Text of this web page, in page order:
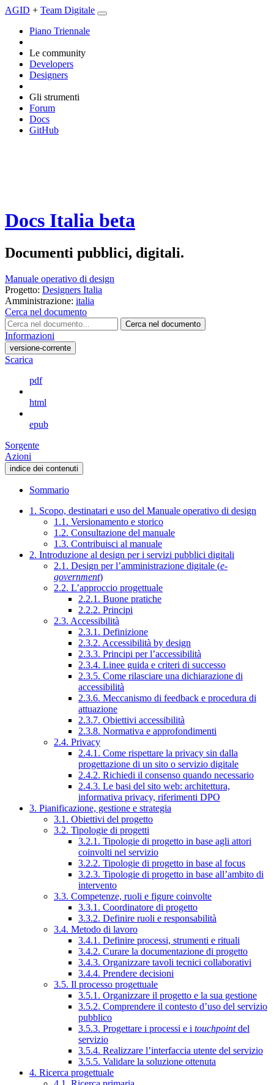
AGID + Team Digitale
Piano Triennale
Le community
Developers
Designers
Gli strumenti
Forum
Docs
GitHub
Docs Italia beta
Documenti pubblici, digitali.
Manuale operativo di design
Progetto: Designers Italia
Amministrazione: italia
Cerca nel documento
Cerca nel documento
Informazioni
versione-corrente
Scarica
pdf
html
epub
Sorgente
Azioni
indice dei contenuti
Sommario
1. Scopo, destinatari e uso del Manuale operativo di design
1.1. Versionamento e storico
1.2. Consultazione del manuale
1.3. Contribuisci al manuale
2. Introduzione al design per i servizi pubblici digitali
2.1. Design per l’amministrazione digitale (e-
government)
2.2. L’approccio progettuale
2.2.1. Buone pratiche
2.2.2. Principi
2.3. Accessibilità
2.3.1. Definizione
2.3.2. Accessibilità by design
2.3.3. Principi per l’accessibilità
2.3.4. Linee guida e criteri di successo
2.3.5. Come rilasciare una dichiarazione di
accessibilità
2.3.6. Meccanismo di feedback e procedura di
attuazione
2.3.7. Obiettivi accessibilità
2.3.8. Normativa e approfondimenti
2.4. Privacy
2.4.1. Come rispettare la privacy sin dalla
progettazione di un sito o servizio digitale
2.4.2. Richiedi il consenso quando necessario
2.4.3. Le basi del sito web: architettura,
informativa privacy, riferimenti DPO
3. Pianificazione, gestione e strategia
3.1. Obiettivi del progetto
3.2. Tipologie di progetti
3.2.1. Tipologie di progetto in base agli attori
coinvolti nel servizio
3.2.2. Tipologie di progetto in base al focus
3.2.3. Tipologie di progetto in base all’ambito di
intervento
3.3. Competenze, ruoli e figure coinvolte
3.3.1. Coordinatore di progetto
3.3.2. Definire ruoli e responsabilità
3.4. Metodo di lavoro
3.4.1. Definire processi, strumenti e rituali
3.4.2. Curare la documentazione di progetto
3.4.3. Organizzare tavoli tecnici collaborativi
3.4.4. Prendere decisioni
3.5. Il processo progettuale
3.5.1. Organizzare il progetto e la sua gestione
3.5.2. Comprendere il contesto d’uso del servizio
pubblico
3.5.3. Progettare i processi e i touchpointdel
servizio
3.5.4. Realizzare l’interfaccia utente del servizio
3.5.5. Validare la soluzione ottenuta
4. Ricerca progettuale